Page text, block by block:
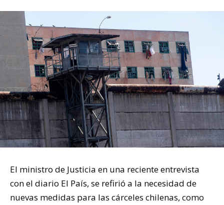
El ministro de Justicia en una reciente entrevista
con el diario El País, se refirió a la necesidad de
nuevas medidas para las cárceles chilenas, como